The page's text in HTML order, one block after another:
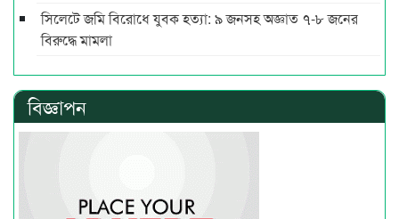
সিলেটে জমি বিরোধে যুবক হত্যা: ৯ জনসহ অজ্ঞাত ৭-৮ জনের
বিরুদ্ধে মামলা
বিজ্ঞাপন